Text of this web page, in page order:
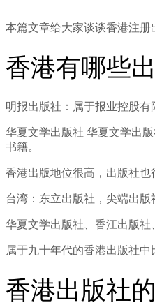
本篇文章给大家谈谈香港注册
香港有哪些
明报出版社：属于报业控股
华夏文学出版社 华夏文学出
书籍。
香港出版地位很高，出版社也
台湾：东立出版社，尖端出
华夏文学出版社、香江出版
属于九十年代的香港出版社
香港出版社